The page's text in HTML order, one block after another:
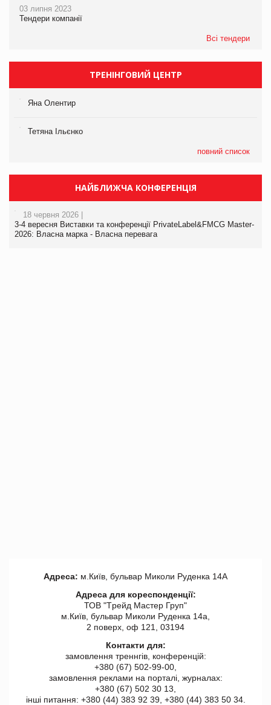
03 липня 2023
Тендери компанії
Всі тендери
ТРЕНІНГОВИЙ ЦЕНТР
Яна Олентир
Тетяна Ільєнко
повний список
НАЙБЛИЖЧА КОНФЕРЕНЦІЯ
18 червня 2026 |
3-4 вересня Виставки та конференції PrivateLabel&FMCG Master-
2026: Власна марка - Власна перевага
Адреса: м.Київ, бульвар Миколи Руденка 14А
Адреса для кореспонденції:
ТОВ "Tрейд Мастер Груп"
м.Київ, бульвар Миколи Руденка 14а,
2 поверх, оф 121, 03194
Контакти для:
замовлення треннгів, конференцій:
+380 (67) 502-99-00,
замовлення реклами на порталі, журналах:
+380 (67) 502 30 13,
інші питання: +380 (44) 383 92 39, +380 (44) 383 50 34.